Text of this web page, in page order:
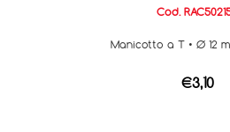
Cod.
Manicotto a T • Ø 12
€3,10